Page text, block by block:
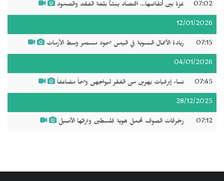
07:02 غزة بين أنقاضها… اقتصاد ينشأ بلغة الفقد والصمود
12/01/2026
07:15 ريادة الأعمال النسوية في اليمن صمود مستمر وسط الأزمات
04/01/2026
07:45 نساء إيرانيات يهربن من الفقر ليواجهن وصماً مضاعفاً
28/12/2025
07:12 زخرفات الصوف تحمل هوية فلسطين وتراثها الأصيل